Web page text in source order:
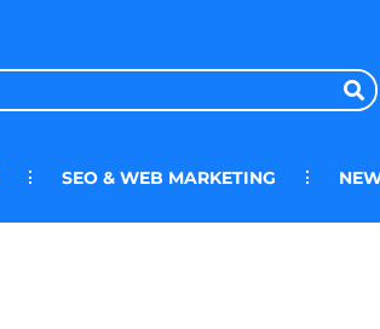
SEO & WEB MARKETING